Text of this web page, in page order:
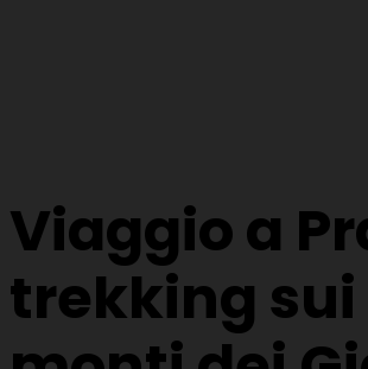
Viaggio a
trekking sui